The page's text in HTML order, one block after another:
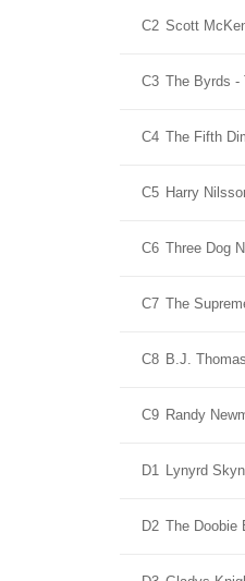
C2 Scott
C3 The Byrds -
C4 The Fifth
C5 Harry
C6 Three Dog
C7 The
C8 B.J.
C9 Randy
D1 Lynyrd
D2 The Doobie